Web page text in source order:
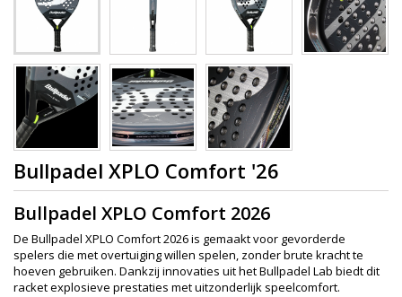
Bullpadel XPLO Comfort '26
Bullpadel XPLO Comfort 2026
De Bullpadel XPLO Comfort 2026 is gemaakt voor gevorderde
spelers die met overtuiging willen spelen, zonder brute kracht te
hoeven gebruiken. Dankzij innovaties uit het Bullpadel Lab biedt dit
racket explosieve prestaties met uitzonderlijk speelcomfort.